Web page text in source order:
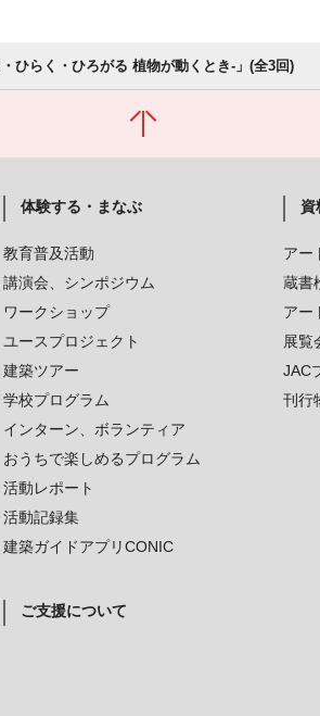
ひらく・ひろがる 植物が動くとき-」(全3回)
体験する・まなぶ
教育普及活動
講演会、シンポジウム
ワークショップ
ユースプロジェクト
建築ツアー
学校プログラム
インターン、ボランティア
おうちで楽しめるプログラム
活動レポート
活動記録集
建築ガイドアプリCONIC
資
アー
蔵書
アー
展覧
JAC
刊行
ご支援について